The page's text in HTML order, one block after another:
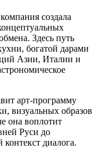
создала
Здесь путь
богатой дарами
Азии, Италии и
арт-программу
визуальных образов
она воплотит
Руси до
диалога.